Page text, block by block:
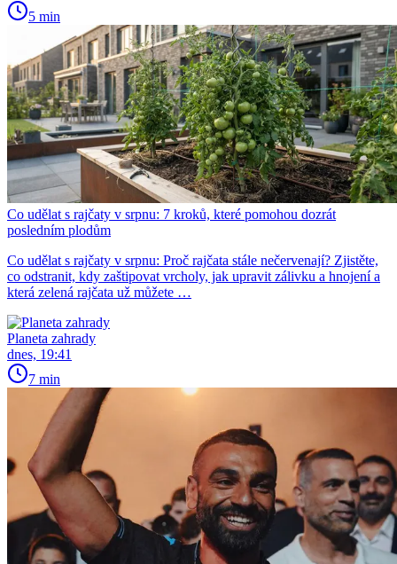
5 min
Co udělat s rajčaty v srpnu: 7 kroků, které pomohou dozrát
posledním plodům
Co udělat s rajčaty v srpnu: Proč rajčata stále nečervenají? Zjistěte,
co odstranit, kdy zaštipovat vrcholy, jak upravit zálivku a hnojení a
která zelená rajčata už můžete …
Planeta zahrady
dnes, 19:41
7 min